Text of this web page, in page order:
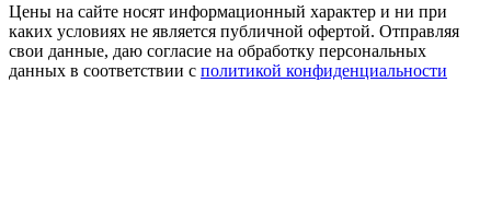
Цены на сайте носят информационный характер и ни при
каких условиях не является публичной офертой. Отправляя
свои данные, даю согласие на обработку персональных
данных в соответствии с политикой конфиденциальности